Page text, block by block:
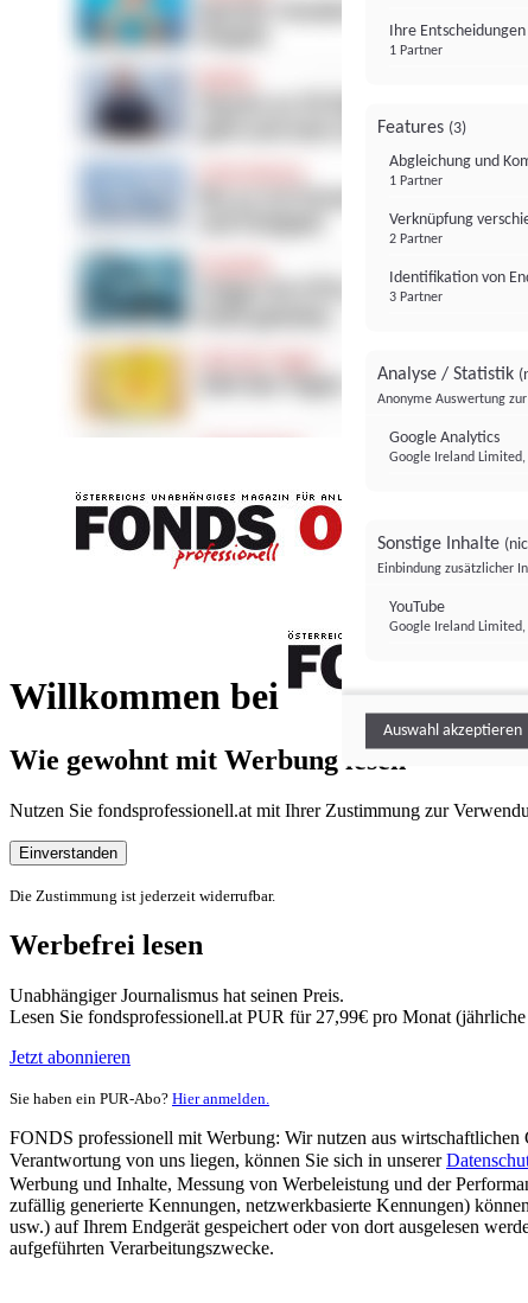
Willkommen bei
FONDS
Wie gewohnt mit Werbung lesen
Nutzen Sie fondsprofessionell.at mit Ihrer Zustimmung zur
Einverstanden
Die Zustimmung ist jederzeit widerrufbar.
Werbefrei lesen
Unabhängiger Journalismus hat seinen Preis.
Lesen Sie fondsprofessionell.at PUR für 27,99€ pro Monat
Jetzt abonnieren
Sie haben ein PUR-Abo? Hier anmelden.
FONDS professionell mit Werbung: Wir nutzen aus
Verantwortung von uns liegen, können Sie sich in unserer
Werbung und Inhalte, Messung von Werbeleistung und der
zufällig generierte Kennungen, netzwerkbasierte Kennungen)
usw.) auf Ihrem Endgerät gespeichert oder von dort ausgelesen
aufgeführten Verarbeitungszwecke.
Ihre
1 Partner
Features (3)
Abgleichung und
1 Partner
Verknüpfung
2 Partner
Identifikation von
3 Partner
Analyse / Statistik
Anonyme Auswertung
Google Analytics
Google Ireland Limited,
Sonstige Inhalte
Einbindung zusätzlicher
YouTube
Google Ireland Limited,
Auswahl akzeptieren